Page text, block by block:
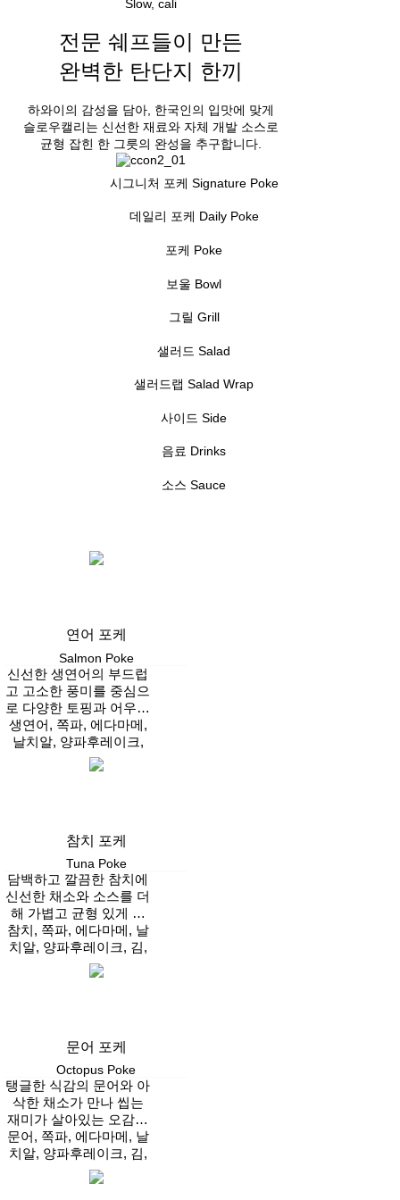
Slow, cali
전문 쉐프들이 만든
완벽한 탄단지 한끼
하와이의 감성을 담아, 한국인의 입맛에 맞게
슬로우캘리는 신선한 재료와 자체 개발 소스로
균형 잡힌 한 그릇의 완성을 추구합니다.
시그니처 포케 Signature Poke
데일리 포케 Daily Poke
포케 Poke
보울 Bowl
그릴 Grill
샐러드Salad
샐러드랩Salad Wrap
사이드Side
음료 Drinks
소스Sauce
연어 포케
Salmon Poke
신선한 생연어의 부드럽
고 고소한 풍미를 중심으
로 다양한 토핑과 어우러
진 슬로우캘리 대표 포케
생연어, 쪽파, 에다마메,
날치알, 양파후레이크,
김, 적채, 후리카케
참치 포케
Tuna Poke
담백하고 깔끔한 참치에
신선한 채소와 소스를 더
해 가볍고 균형 있게 즐
기는 클린 포케
참치, 쪽파, 에다마메, 날
치알, 양파후레이크, 김,
적채, 후리카케
문어 포케
Octopus Poke
탱글한 식감의 문어와 아
삭한 채소가 만나 씹는
재미가 살아있는 오감만
족 인기 포케
문어, 쪽파, 에다마메, 날
치알, 양파후레이크, 김,
적채, 후리카케